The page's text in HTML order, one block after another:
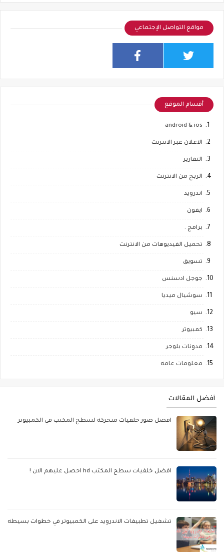
مواقع التواصل الإجتماعي
أقسام الموقع
android & ios
الاعلان عبر الانترنت
التقارير
الربح من الانترنت
اندرويد
ايفون
برامج .
تحميل الفيديوهات من الانترنت
تسويق
جوجل ادسنس
سوشيال ميديا
سيو
كمبيوتر
مدونات بلوجر
معلومات عامه
أفضل المقالات
افضل صور خلفيات متحركه لسطح المكتب في الكمبيوتر
افضل خلفيات سطح المكتب hd احصل عليهم الان !
تشغيل تطبيقات الاندرويد على الكمبيوتر في خطوات بسيطه